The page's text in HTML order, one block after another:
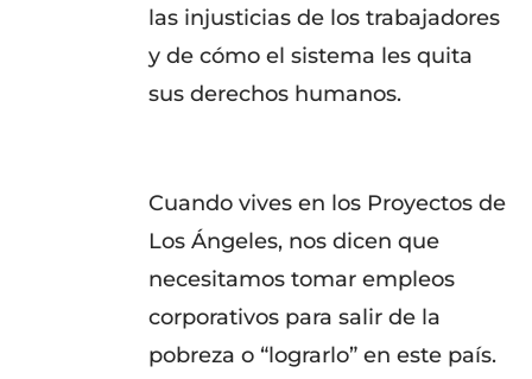
las injusticias de los trabajadores
y de cómo el sistema les quita
sus derechos humanos.
Cuando vives en los Proyectos de
Los Ángeles, nos dicen que
necesitamos tomar empleos
corporativos para salir de la
pobreza o “lograrlo” en este país.